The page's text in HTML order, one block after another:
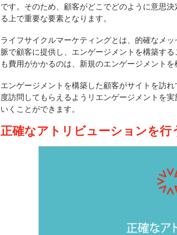
です。そのため、顧客がどこでどのように意思
る上で重要な要素となります。
ライフサイクルマーケティングとは、的確なメ
脈で顧客に提供し、エンゲージメントを構築す
も費用がかかるのは、新規のエンゲージメント
エンゲージメントを構築した顧客がサイトを訪
度訪問してもらえるようリエンゲージメントを
いくことができます。
正確なアトリビューションを行